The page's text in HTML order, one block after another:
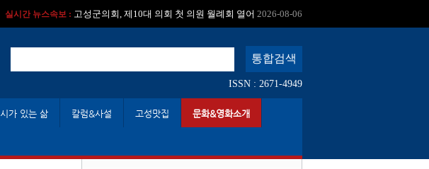
실시간 뉴스속보 :고성 여행하면 비용 절반 돌려받는다 2026-08-06
ISSN : 2671-4949
시가 있는 삶 칼럼&사설 고성맛집 문화&영화소개